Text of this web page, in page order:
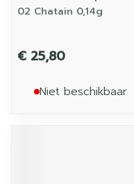
02 Chatain 0,14g
€ 25,80
Niet beschikbaar